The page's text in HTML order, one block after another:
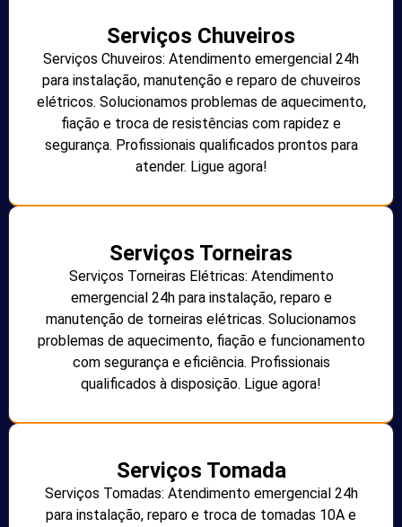
Serviços Chuveiros
Serviços Chuveiros: Atendimento emergencial 24h
para instalação, manutenção e reparo de chuveiros
elétricos. Solucionamos problemas de aquecimento,
fiação e troca de resistências com rapidez e
segurança. Profissionais qualificados prontos para
atender. Ligue agora!
Serviços Torneiras
Serviços Torneiras Elétricas: Atendimento
emergencial 24h para instalação, reparo e
manutenção de torneiras elétricas. Solucionamos
problemas de aquecimento, fiação e funcionamento
com segurança e eficiência. Profissionais
qualificados à disposição. Ligue agora!
Serviços Tomada
Serviços Tomadas: Atendimento emergencial 24h
para instalação, reparo e troca de tomadas 10A e